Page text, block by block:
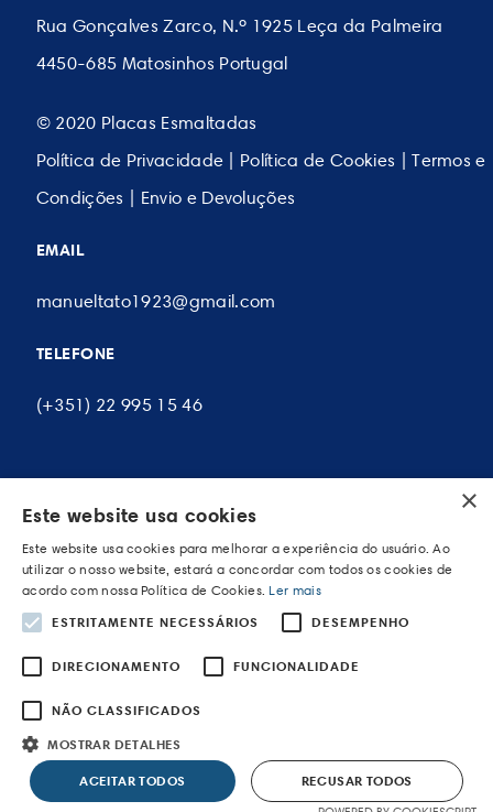
Rua Gonçalves Zarco, N.º 1925 Leça da Palmeira
4450-685 Matosinhos Portugal
© 2020 Placas Esmaltadas
Política de Privacidade
Política de Cookies |Termos e
Condições
Envio e Devoluções
EMAIL
manueltato1923@gmail.com
TELEFONE
(+351) 22 995 15 46
A MINHA CONTA
As minhas encomendas
Os meus endereços
Os meus dados pessoais
POWERED BY WEVOLVED - Creative Agency
×
Este website usa cookies
Este website usa cookies para melhorar a experiência do usuário. Ao
utilizar o nosso website, estará a concordar com todos os cookies de
acordo com nossa Política de Cookies.Ler mais
ESTRITAMENTE NECESSÁRIOS
DESEMPENHO
DIRECIONAMENTO FUNCIONALIDADE
NÃO CLASSIFICADOS
MOSTRAR DETALHES
ACEITAR TODOS RECUSAR TODOS